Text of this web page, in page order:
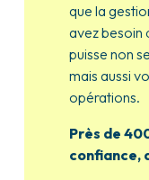
que la
avez besoin
puisse non
mais aussi
opérations.
Près de
confiance,